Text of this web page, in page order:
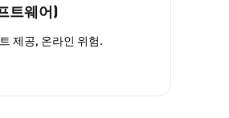
트웨어)
제공, 온라인 위험.